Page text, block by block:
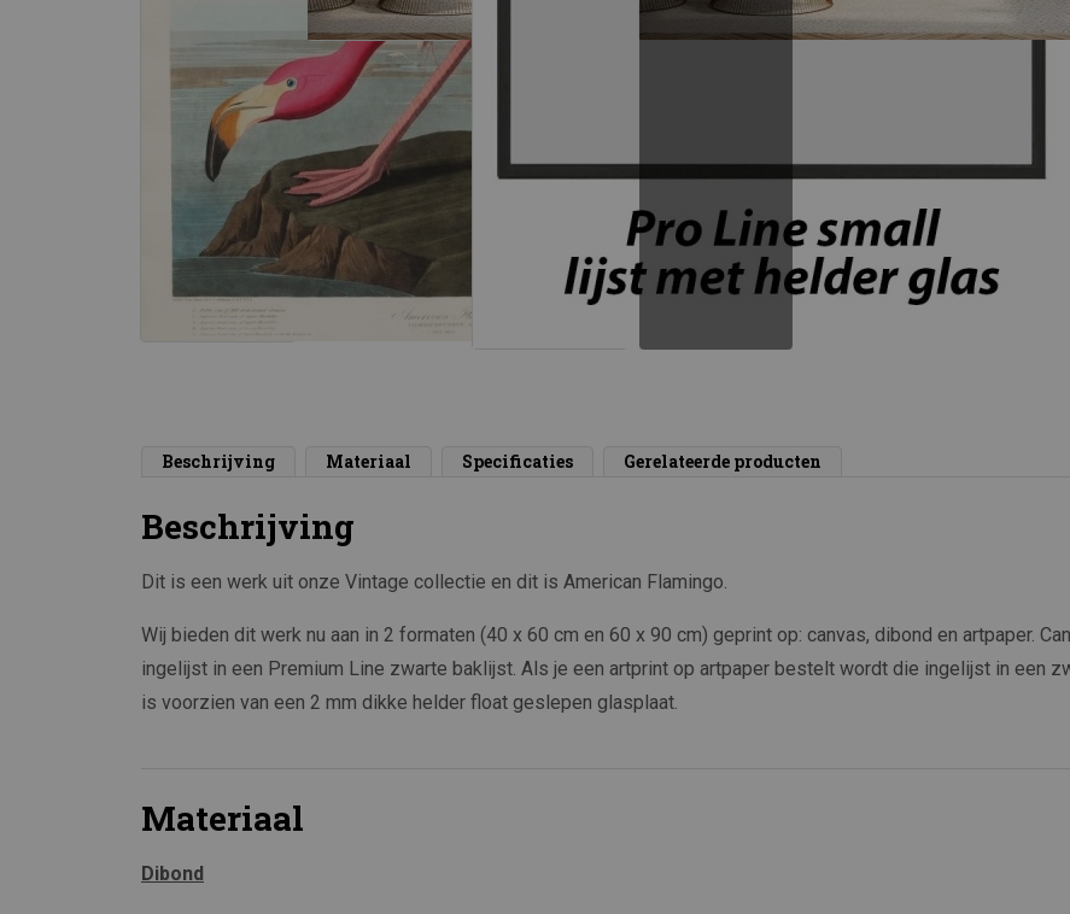
Beschrijving Materiaal Specificaties Gerelateerde producten
Beschrijving
Dit is een werk uit onze Vintage collectie en dit is American Flamingo.
Wij bieden dit werk nu aan in 2 formaten (40 x 60 cm en 60 x 90 cm) geprint op: canvas, dibond en artpaper.
ingelijst in een Premium Line zwarte baklijst. Als je een artprint op artpaper bestelt wordt die ingelijst in een
is voorzien van een 2 mm dikke helder float geslepen glasplaat.
Materiaal
Dibond